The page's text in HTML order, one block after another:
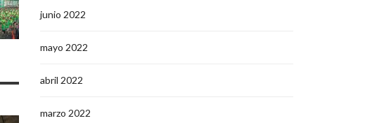
junio 2022
mayo 2022
abril 2022
marzo 2022